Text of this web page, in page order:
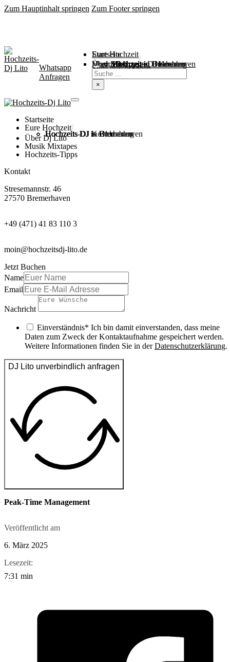
Zum Hauptinhalt springen Zum Footer springen
Startseite
Eure Hochzeit
Hochzeit in Bremen
Hochzeit in Bremerhaven
Hochzeit in Cuxhaven
Hochzeit in Oldenburg
Hochzeits-DJ Kosten
Über Mich
Music / Mixtapes
Hochzeitstipps
Seite durchsuchen
Suchen
×
Whatsapp
Anfragen
Startseite
Eure Hochzeit
Hochzeits DJ in Bremen
Hochzeits DJ in Bremerhaven
Hochzeits DJ in Cuxhaven
Hochzeits DJ in Oldenburg
Hochzeits-DJ Kosten
Über Dj Lito
Musik Mixtapes
Hochzeits-Tipps
Kontakt
Stresemannstr. 46
27570 Bremerhaven
+49 (471) 41 83 110 3
moin@hochzeitsdj-lito.de
Jetzt Buchen
Name
Email
Nachricht
Einverständnis* Ich bin damit einverstanden, dass meine
Daten zum Zweck der Kontaktaufnahme gespeichert werden.
Weitere Informationen finden Sie in derDatenschutzerklärung.
DJ Lito unverbindlich anfragen
Peak-Time Management
Veröffentlicht am
6. März 2025
Lesezeit:
7:31 min